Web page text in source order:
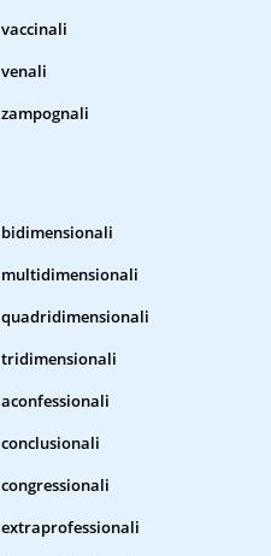
vaccinali
venali
zampognali
bidimensionali
multidimensionali
quadridimensionali
tridimensionali
aconfessionali
conclusionali
congressionali
extraprofessionali